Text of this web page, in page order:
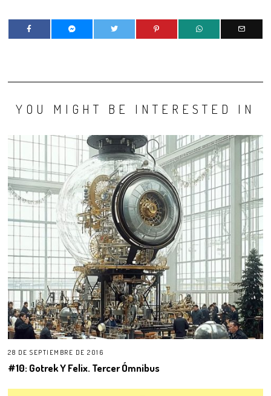
YOU MIGHT BE INTERESTED IN
28 DE SEPTIEMBRE DE 2016
#10: Gotrek Y Felix. Tercer Ómnibus